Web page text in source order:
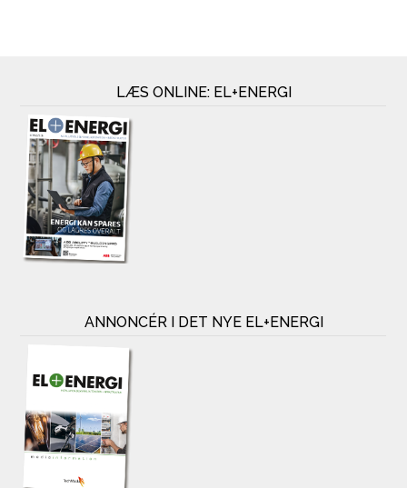
LÆS ONLINE: EL+ENERGI
ANNONCÉR I DET NYE EL+ENERGI